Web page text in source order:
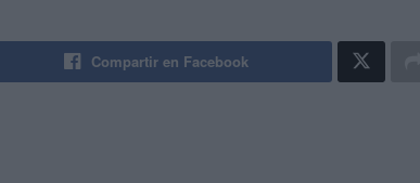
Compartir en Facebook